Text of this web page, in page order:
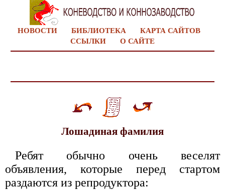
НОВОСТИ БИБЛИОТЕКА
КАРТА САЙТОВ
ССЫЛКИ
О САЙТЕ
Лошадиная фамилия
Ребят обычно очень веселят
объявления, которые перед стартом
раздаются из репродуктора: